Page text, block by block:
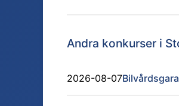
Andra konkurser i
2026-08-07